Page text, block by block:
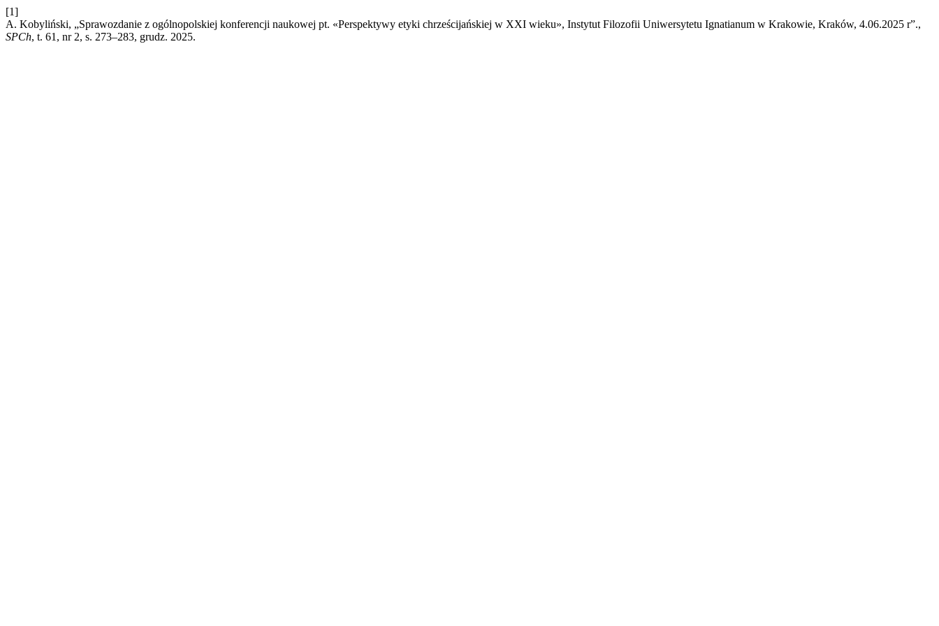
[1]
A. Kobyliński, „Sprawozdanie z ogólnopolskiej konferencji naukowej pt. «Perspektywy etyki chrześcijańskiej w XXI wieku», Instytut Filozofii Uniwersytetu Ignatianum w Krakowie, Kraków, 4.06.2025 r”.,
SPCh, t. 61, nr 2, s. 273–283, grudz. 2025.